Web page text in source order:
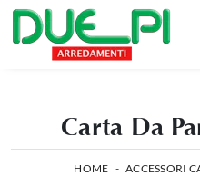
Carta Da
HOME - ACCESSORI